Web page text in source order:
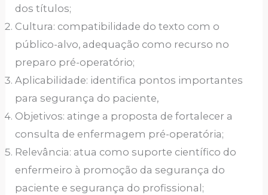
dos títulos;
Cultura: compatibilidade do texto com o
público-alvo, adequação como recurso no
preparo pré-operatório;
Aplicabilidade: identifica pontos importantes
para segurança do paciente,
Objetivos: atinge a proposta de fortalecer a
consulta de enfermagem pré-operatória;
Relevância: atua como suporte científico do
enfermeiro à promoção da segurança do
paciente e segurança do profissional;